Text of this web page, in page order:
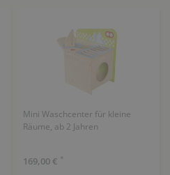
Mini Waschcenter für kleine
Räume, ab 2 Jahren
169,00 € *